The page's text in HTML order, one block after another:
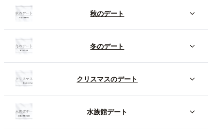
秋のデート
冬のデート
クリスマスのデート
水族館デート